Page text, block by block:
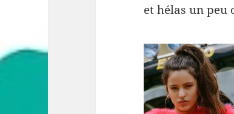
et hélas un peu